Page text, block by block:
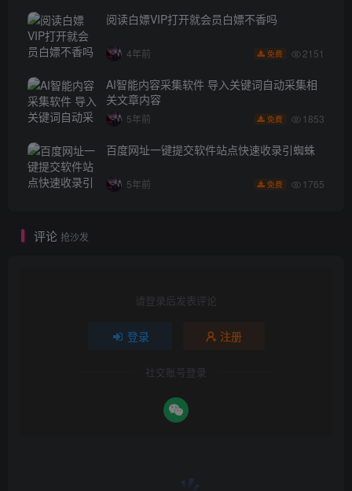
阅读白嫖VIP打开就会员白嫖不香吗
4年前 免费 2151
AI智能内容采集软件 导入关键词自动采集相
关文章内容
5年前 免费 1853
百度网址一键提交软件站点快速收录引蜘蛛
5年前 免费 1765
评论 抢沙发
请登录后发表评论
登录 注册
社交账号登录